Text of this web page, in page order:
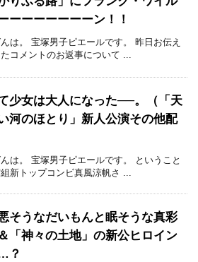
ーーーーーーーン！！
は。 宝塚男子ピエールです。 昨日お伝え
コメントのお返事について ...
少女は大人になった──。（「天
河のほとり」新人公演その他配
は。 宝塚男子ピエールです。 ということ
新トップコンビ真風涼帆さ ...
そうなだいもんと眠そうな真彩
「神々の土地」の新公ヒロイン
？